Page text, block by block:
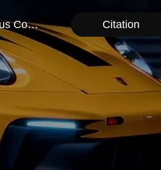
Nous Contacter Citation